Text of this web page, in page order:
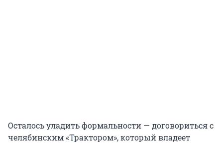
Осталось уладить формальности — договориться с
челябинским «Трактором», который владеет